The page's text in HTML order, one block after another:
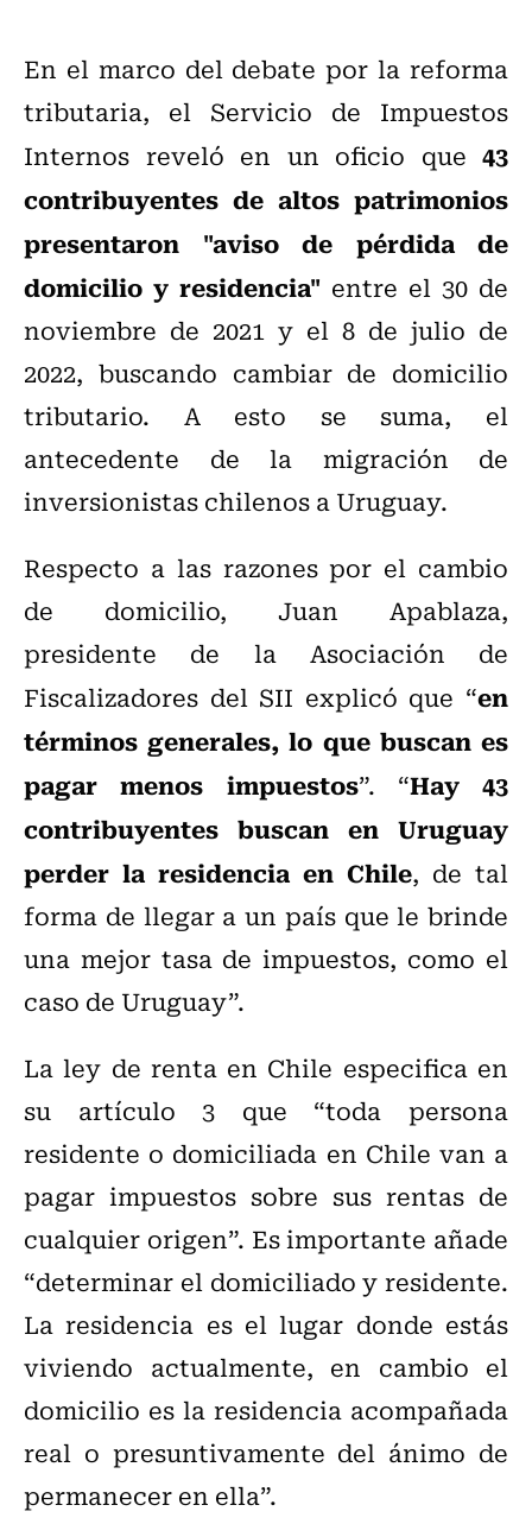
En el marco del debate por la reforma
tributaria, el Servicio de Impuestos
Internos reveló en un oficio que 43
contribuyentes de altos patrimonios
presentaron "aviso de pérdida de
domicilio y residencia" entre el 30 de
noviembre de 2021 y el 8 de julio de
2022, buscando cambiar de domicilio
tributario. A esto se suma, el
antecedente de la migración de
inversionistas chilenos a Uruguay.
Respecto a las razones por el cambio
de domicilio, Juan Apablaza,
presidente de la Asociación de
Fiscalizadores del SII explicó que “en
términos generales, lo que buscan es
pagar menos impuestos”. “Hay 43
contribuyentes buscan en Uruguay
perder la residencia en Chile, de tal
forma de llegar a un país que le brinde
una mejor tasa de impuestos, como el
caso de Uruguay”.
La ley de renta en Chile especifica en
su artículo 3 que “toda persona
residente o domiciliada en Chile van a
pagar impuestos sobre sus rentas de
cualquier origen”. Es importante añade
“determinar el domiciliado y residente.
La residencia es el lugar donde estás
viviendo actualmente, en cambio el
domicilio es la residencia acompañada
real o presuntivamente del ánimo de
permanecer en ella”.